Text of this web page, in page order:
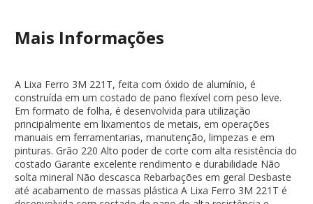
Mais Informações
A Lixa Ferro 3M 221T, feita com óxido de alumínio, é
construída em um costado de pano flexível com peso leve.
Em formato de folha, é desenvolvida para utilização
principalmente em lixamentos de metais, em operações
manuais em ferramentarias, manutenção, limpezas e em
pinturas. Grão 220 Alto poder de corte com alta resistência do
costado Garante excelente rendimento e durabilidade Não
solta mineral Não descasca Rebarbações em geral Desbaste
até acabamento de massas plástica A Lixa Ferro 3M 221T é